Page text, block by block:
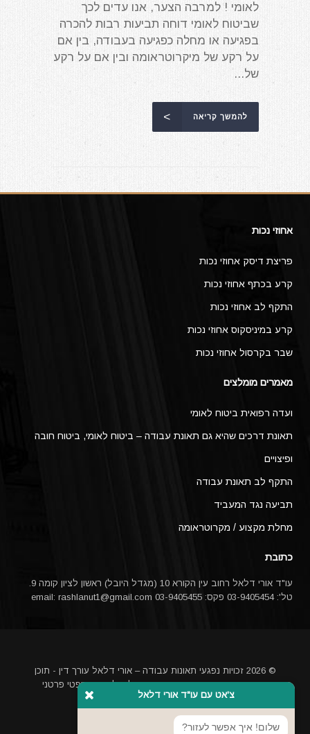
לאומי ! למרבה הצער, אנו עדים לכך
שביטוח לאומי דוחה תביעות רבות להכרה
בפגיעה או מחלה כפגיעה בעבודה, בין אם
על רקע של מיקרוטראומה ובין אם על רקע
של...
להמשך קריאה
אחוזי נכות
פריצת דיסק אחוזי נכות
קרע בכתף אחוזי נכות
התקף לב אחוזי נכות
קרע במיניסקוס אחוזי נכות
שבר בקרסול אחוזי נכות
מאמרים מומלצים
ועדה רפואית ביטוח לאומי
תאונת דרכים שהיא גם תאונת עבודה – ביטוח לאומי, ביטוח חובה
ופיצויים
התקף לב תאונת עבודה
תביעה נגד המעביד
מחלת מקצוע / מקרוטראומה
כתובת
עו"ד אורי דלאל רחוב עין הקורא 10 (מגדל היובל) ראשון לציון קומה 9.
טל': 03-9405454 פקס: 03-9405455 email:
rashlanut1@gmail.com
© 2026 זכויות נפגעי תאונות עבודה – אורי דלאל עורך דין - תוכן
האתר אינו מהווה ייעוץ משפטי או תחליף לייעוץ משפטי פרטני
באמצעות עורך דין
צ'אט עם עו"ד אורי דלאל
שלום! איך אפשר לעזור?